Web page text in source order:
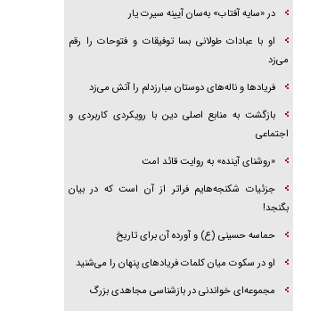
تحلیل ابعاد پیام رهبر انقلاب به حزب‌الله/ مقاومت
در «سایه آفتاب» به‌سان آیینه سیرت یار
او با عبادات طولانی بسا توفیقات و فتوحات را رقم
می‌زد
فریاد‌ها و ناله‌های دوستان مبارزدلم را آتش می‌زد
بازگشت به منابع اصلی دین با رویکردی کاربردی و
اجتماعی
«روشنای آینده» به روایت قائد امت
جزئیات شکنجه‌هایم فراتر از آن است که در بیان
بگنجد!
حماسه حسینی (ع) و آورده آن برای تاریخ
او در سکوت میان کلمات فریاد‌های پنهان را می‌شنید
مجموعه‌ای خواندنی در بازشناسی مجاهدی بزرگ